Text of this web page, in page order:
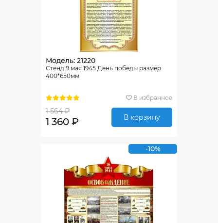
Модель: 21220
Стенд 9 мая 1945 День победы размер
400*650мм
В избранное
1 564 ₽
1 360 ₽ В корзину
-10%